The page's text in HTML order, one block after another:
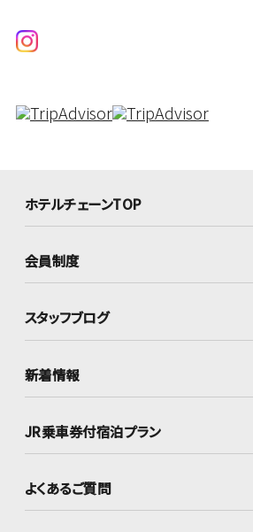
ホテルチェーンTOP
会員制度
スタッフブログ
新着情報
JR乗車券付宿泊プラン
よくあるご質問